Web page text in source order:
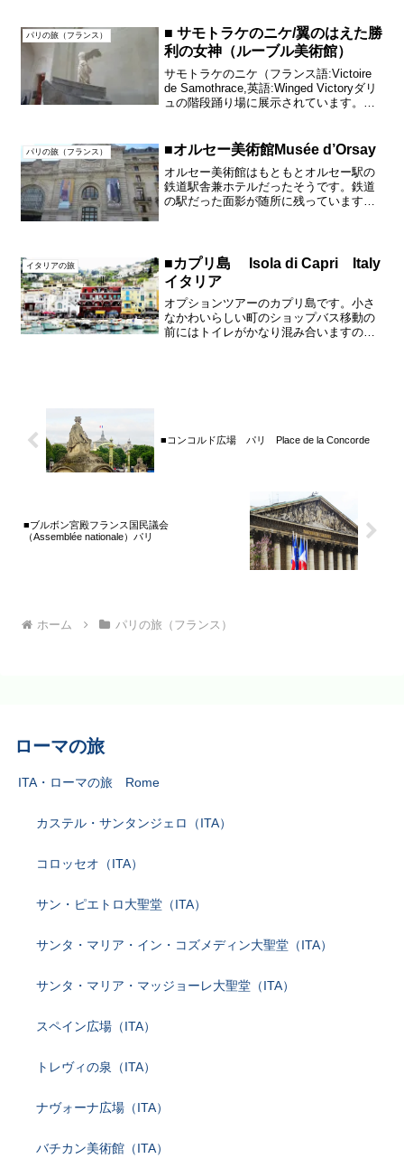
きれいで揃っていてとても...
パリの旅（フランス）
■ サモトラケのニケ/翼のはえた勝
利の女神（ルーブル美術館）
サモトラケのニケ（フランス語:Victoire
de Samothrace,英語:Winged Victoryダリ
ュの階段踊り場に展示されています。翼
（Wikipediaよ...
パリの旅（フランス） ■オルセー美術館Musée d’Orsay
オルセー美術館はもともとオルセー駅の
鉄道駅舎兼ホテルだったそうです。鉄道
の駅だった面影が随所に残っています。
てそれ...
イタリアの旅
■カプリ島 Isola di Capri Italy
イタリア
オプションツアーのカプリ島です。小さ
なかわいらしい町のショップバス移動の
前にはトイレがかなり混み合いますので
■コンコルド広場 パリ Place de la Concorde
■ブルボン宮殿フランス国民議会
（Assemblée nationale）パリ
ホーム パリの旅（フランス）
ローマの旅
ITA・ローマの旅 Rome
カステル・サンタンジェロ（ITA）
コロッセオ（ITA）
サン・ピエトロ大聖堂（ITA）
サンタ・マリア・イン・コズメディン大聖堂（ITA）
サンタ・マリア・マッジョーレ大聖堂（ITA）
スペイン広場（ITA）
トレヴィの泉（ITA）
ナヴォーナ広場（ITA）
バチカン美術館（ITA）